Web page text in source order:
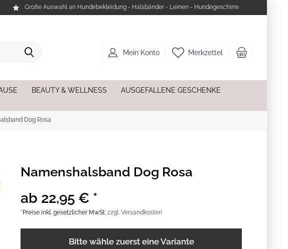
Große Auswahl an Hundebekleidung - Halsbänder - Leinen - Hundegeschirre
Merkzettel
Mein Konto
BEAUTY & WELLNESS AUSGEFALLENE GESCHENKE
Dog Rosa
Namenshalsband Dog Rosa
ab 22,95 € *
*Preise inkl. gesetzlicher MwSt.zzgl. Versandkosten
Bitte wähle zuerst eine Variante